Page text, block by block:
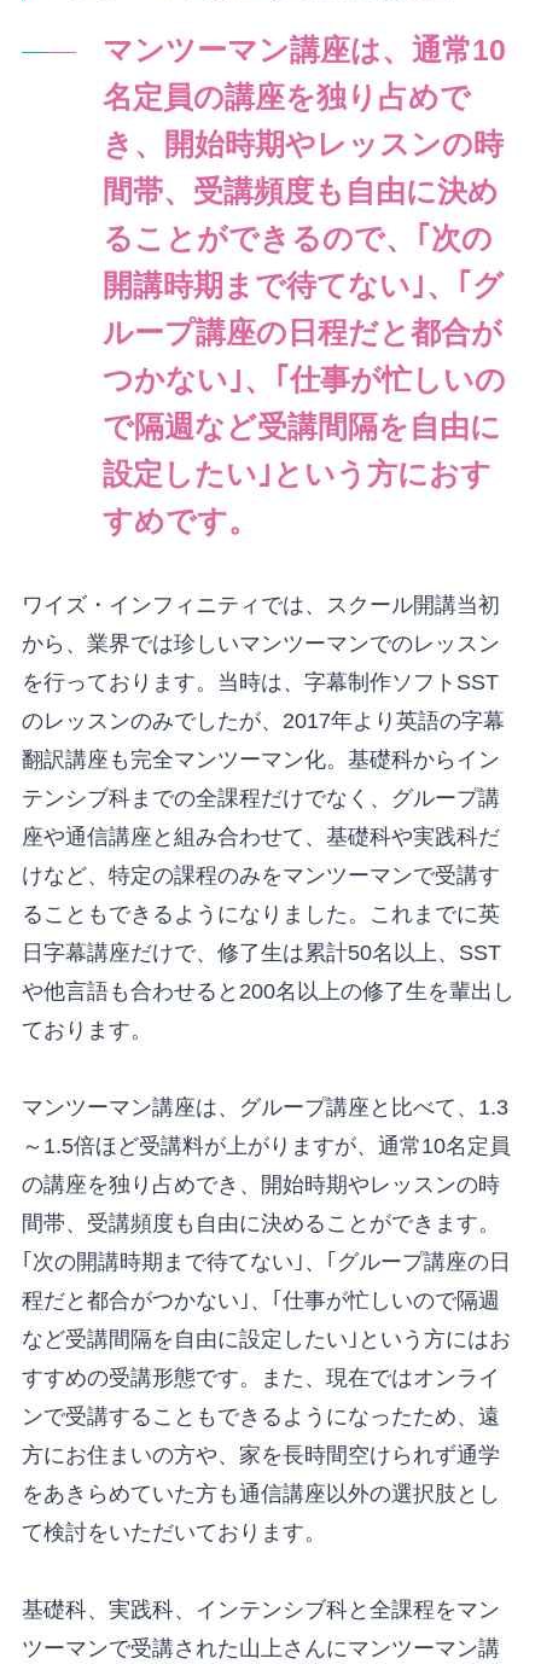
マンツーマン講座は、通常10
名定員の講座を独り占めで
き、開始時期やレッスンの時
間帯、受講頻度も自由に決め
ることができるので、｢次の
開講時期まで待てない｣、｢グ
ループ講座の日程だと都合が
つかない｣、｢仕事が忙しいの
で隔週など受講間隔を自由に
設定したい｣という方におす
すめです。
ワイズ・インフィニティでは、スクール開講当初
から、業界では珍しいマンツーマンでのレッスン
を行っております。当時は、字幕制作ソフトSST
のレッスンのみでしたが、2017年より英語の字幕
翻訳講座も完全マンツーマン化。基礎科からイン
テンシブ科までの全課程だけでなく、グループ講
座や通信講座と組み合わせて、基礎科や実践科だ
けなど、特定の課程のみをマンツーマンで受講す
ることもできるようになりました。これまでに英
日字幕講座だけで、修了生は累計50名以上、SST
や他言語も合わせると200名以上の修了生を輩出し
ております。
マンツーマン講座は、グループ講座と比べて、1.3
～1.5倍ほど受講料が上がりますが、通常10名定員
の講座を独り占めでき、開始時期やレッスンの時
間帯、受講頻度も自由に決めることができます。
｢次の開講時期まで待てない｣、｢グループ講座の日
程だと都合がつかない｣、｢仕事が忙しいので隔週
など受講間隔を自由に設定したい｣という方にはお
すすめの受講形態です。また、現在ではオンライ
ンで受講することもできるようになったため、遠
方にお住まいの方や、家を長時間空けられず通学
をあきらめていた方も通信講座以外の選択肢とし
て検討をいただいております。
基礎科、実践科、インテンシブ科と全課程をマン
ツーマンで受講された山上さんにマンツーマン講